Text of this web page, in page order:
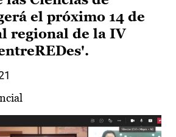
el próximo 14 de
regional de la IV